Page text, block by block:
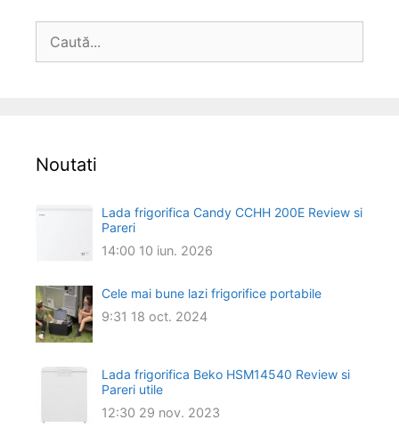
după:
Noutati
Lada frigorifica Candy CCHH 200E Review si
Pareri
14:00 10 iun. 2026
Cele mai bune lazi frigorifice portabile
9:31 18 oct. 2024
Lada frigorifica Beko HSM14540 Review si
Pareri utile
12:30 29 nov. 2023